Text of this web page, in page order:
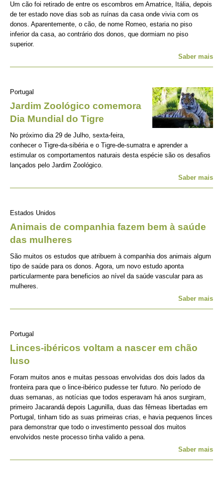
Um cão foi retirado de entre os escombros em Amatrice, Itália, depois
de ter estado nove dias sob as ruínas da casa onde vivia com os
donos. Aparentemente, o cão, de nome Romeo, estaria no piso
inferior da casa, ao contrário dos donos, que dormiam no piso
superior.
Saber mais
Portugal
Jardim Zoológico comemora
Dia Mundial do Tigre
No próximo dia 29 de Julho, sexta-feira,
conhecer o Tigre-da-sibéria e o Tigre-de-sumatra e aprender a
estimular os comportamentos naturais desta espécie são os desafios
lançados pelo Jardim Zoológico.
Saber mais
Estados Unidos
Animais de companhia fazem bem à saúde
das mulheres
São muitos os estudos que atribuem à companhia dos animais algum
tipo de saúde para os donos. Agora, um novo estudo aponta
particularmente para beneficios ao nível da saúde vascular para as
mulheres.
Saber mais
Portugal
Linces-ibéricos voltam a nascer em chão
luso
Foram muitos anos e muitas pessoas envolvidas dos dois lados da
fronteira para que o lince-ibérico pudesse ter futuro. No período de
duas semanas, as notícias que todos esperavam há anos surgiram,
primeiro Jacarandá depois Lagunilla, duas das fêmeas libertadas em
Portugal, tinham tido as suas primeiras crias, e havia pequenos linces
para demonstrar que todo o investimento pessoal dos muitos
envolvidos neste processo tinha valido a pena.
Saber mais